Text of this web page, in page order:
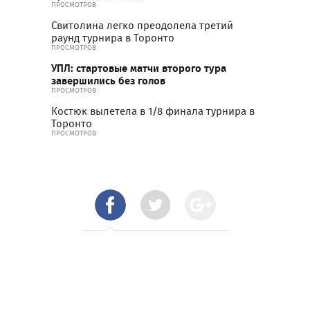
ПРОСМОТРОВ
Свитолина легко преодолела третий
раунд турнира в Торонто
ПРОСМОТРОВ
УПЛ: стартовые матчи второго тура
завершились без голов
ПРОСМОТРОВ
Костюк вылетела в 1/8 финала турнира в
Торонто
ПРОСМОТРОВ